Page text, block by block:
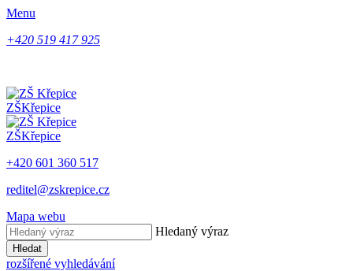
Menu
+420 519 417 925
ZŠKřepice
ZŠKřepice
+420 601 360 517
reditel@zskrepice.cz
Mapa webu
Hledaný výraz
Hledat
rozšířené vyhledávání